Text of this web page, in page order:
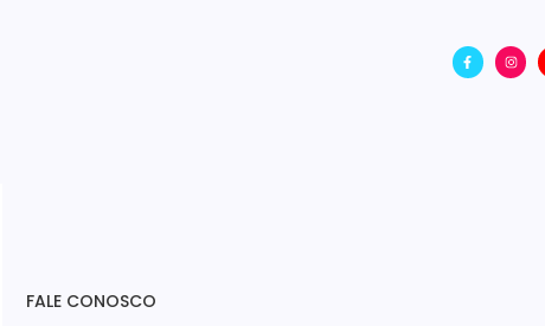
FALE CONOSCO